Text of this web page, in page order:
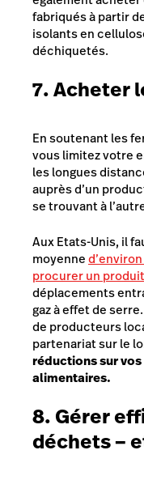
fabriqués à partir
isolants en
déchiquetés.
7. Acheter
En soutenant les
vous limitez votre
les longues
auprès d’un
se trouvant à
Aux Etats-Unis, il
moyenne
procurer un
déplacements
gaz à effet de
de producteurs
partenariat sur le
réductions sur
alimentaires.
8. Gérer
déchets –